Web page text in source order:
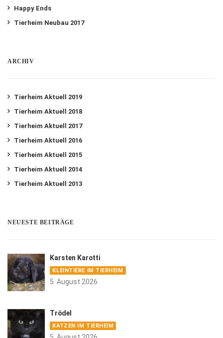
Happy Ends
Tierheim Neubau 2017
ARCHIV
Tierheim Aktuell 2019
Tierheim Aktuell 2018
Tierheim Aktuell 2017
Tierheim Aktuell 2016
Tierheim Aktuell 2015
Tierheim Aktuell 2014
Tierheim Aktuell 2013
NEUESTE BEITRÄGE
Karsten Karotti
KLEINTIERE IM TIERHEIM
5. August 2026
Trödel
KATZEN IM TIERHEIM